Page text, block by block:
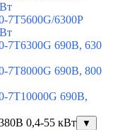
7T5600G/6300P
7T6300G 690В, 630
7T8000G 690В, 800
7T10000G 690В,
0,4-55 кВт
▼